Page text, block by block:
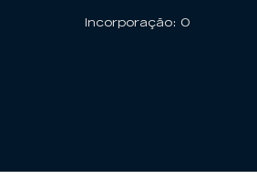
Incorporação: 0